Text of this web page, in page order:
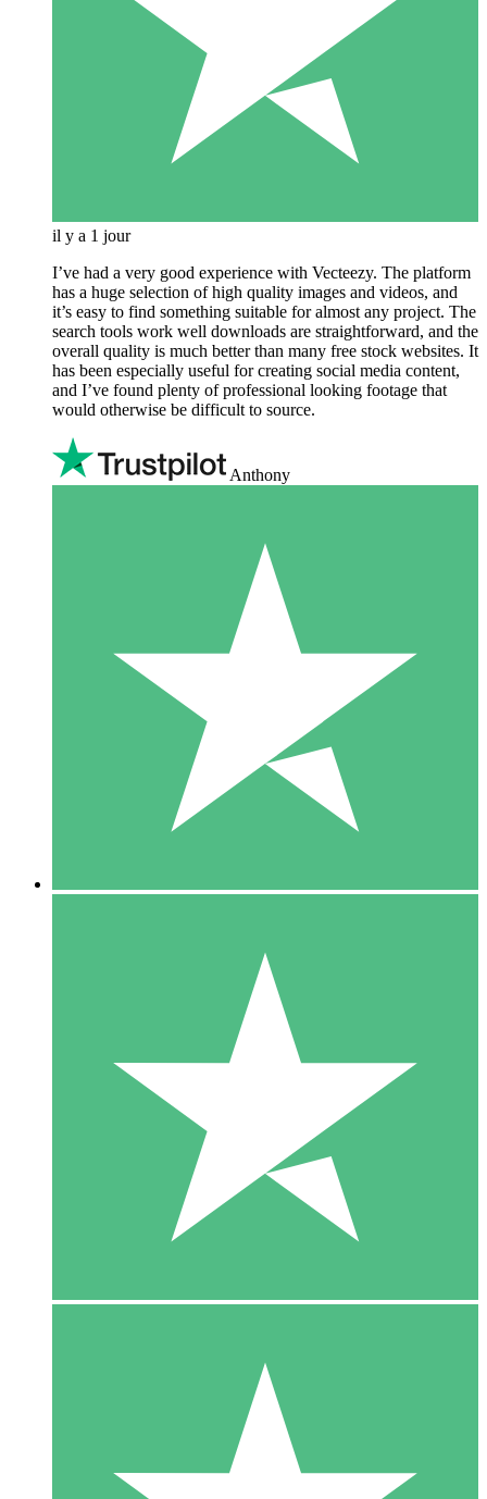
il y a 1 jour
I’ve had a very good experience with Vecteezy. The platform
has a huge selection of high quality images and videos, and
it’s easy to find something suitable for almost any project. The
search tools work well downloads are straightforward, and the
overall quality is much better than many free stock websites. It
has been especially useful for creating social media content,
and I’ve found plenty of professional looking footage that
would otherwise be difficult to source.
Anthony